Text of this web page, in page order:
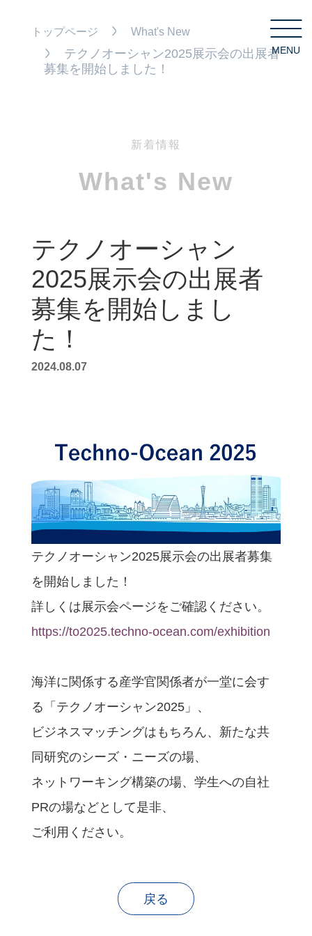
MENU
トップページ What's New
テクノオーシャン2025展示会の出展者
募集を開始しました！
新着情報
What's New
テクノオーシャン
2025展示会の出展者
募集を開始しまし
た！
2024.08.07
テクノオーシャン2025展示会の出展者募集
を開始しました！
詳しくは展示会ページをご確認ください。
https://to2025.techno-ocean.com/exhibition
海洋に関係する産学官関係者が一堂に会す
る「テクノオーシャン2025」、
ビジネスマッチングはもちろん、新たな共
同研究のシーズ・ニーズの場、
ネットワーキング構築の場、学生への自社
PRの場などとして是非、
ご利用ください。
戻る